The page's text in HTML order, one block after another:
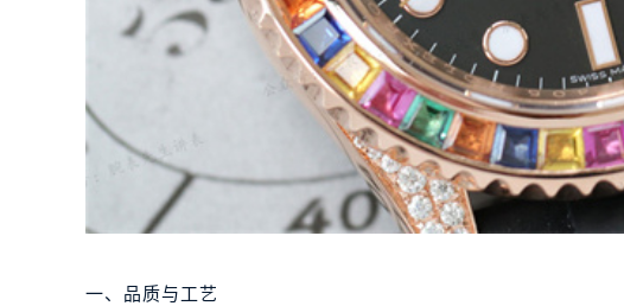
一、品质与工艺